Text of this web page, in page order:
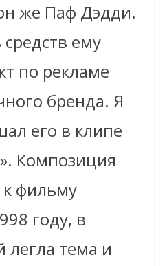
же Паф Дэдди.
ему
по рекламе
бренда. Я
его в клипе
Композиция
к фильму
году, в
легла тема и